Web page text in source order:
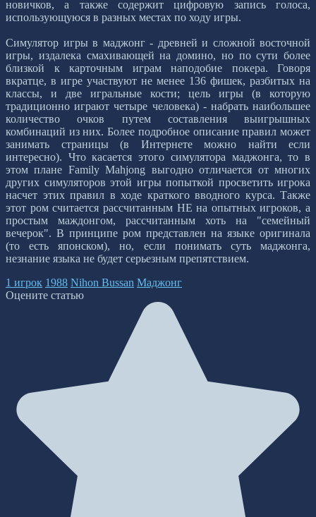
новичков, а также содержит цифровую запись голоса,
использующуюся в разных местах по ходу игры.
Симулятор игры в маджонг - древней и сложной восточной
игры, издалека смахивающей на домино, но по сути более
близкой к карточным играм наподобие покера. Говоря
вкратце, в игре участвуют не менее 136 фишек, разбитых на
классы, и две игральные кости; цель игры (в которую
традиционно играют четыре человека) - набрать наибольшее
количество очков путем составления выигрышных
комбинаций из них. Более подробное описание правил может
занимать страницы (в Интернете можно найти если
интересно). Что касается этого симулятора маджонга, то в
этом плане Family Mahjong выгодно отличается от многих
других симуляторов этой игры попыткой просветить игрока
насчет этих правил в ходе краткого вводного курса. Также
этот ром считается рассчитанным НЕ на опытных игроков, а
простым маждонгом, рассчитанным хоть на "семейный
вечерок". В принципе ром представлен на языке оригинала
(то есть японском), но, если понимать суть маджонга,
незнание языка не будет серьезным препятствием.
1 игрок 1988 Nihon Bussan Маджонг
Оцените статью